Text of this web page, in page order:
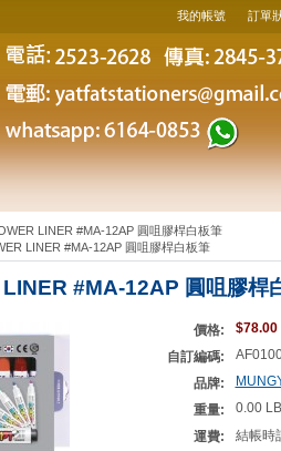
我的帳號 訂單
LINER #MA-12AP 圓咀膠桿白板筆
LINER #MA-12AP 圓咀膠桿白板筆
#MA-12AP 圓咀膠桿
價格:
$78.00
自訂編碼:
品牌:
重量:
0.00
運費:
結帳時